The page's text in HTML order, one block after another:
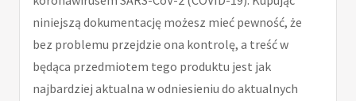
niniejszą dokumentację możesz mieć pewność, że
bez problemu przejdzie ona kontrolę, a treść w
będąca przedmiotem tego produktu jest jak
najbardziej aktualna w odniesieniu do aktualnych